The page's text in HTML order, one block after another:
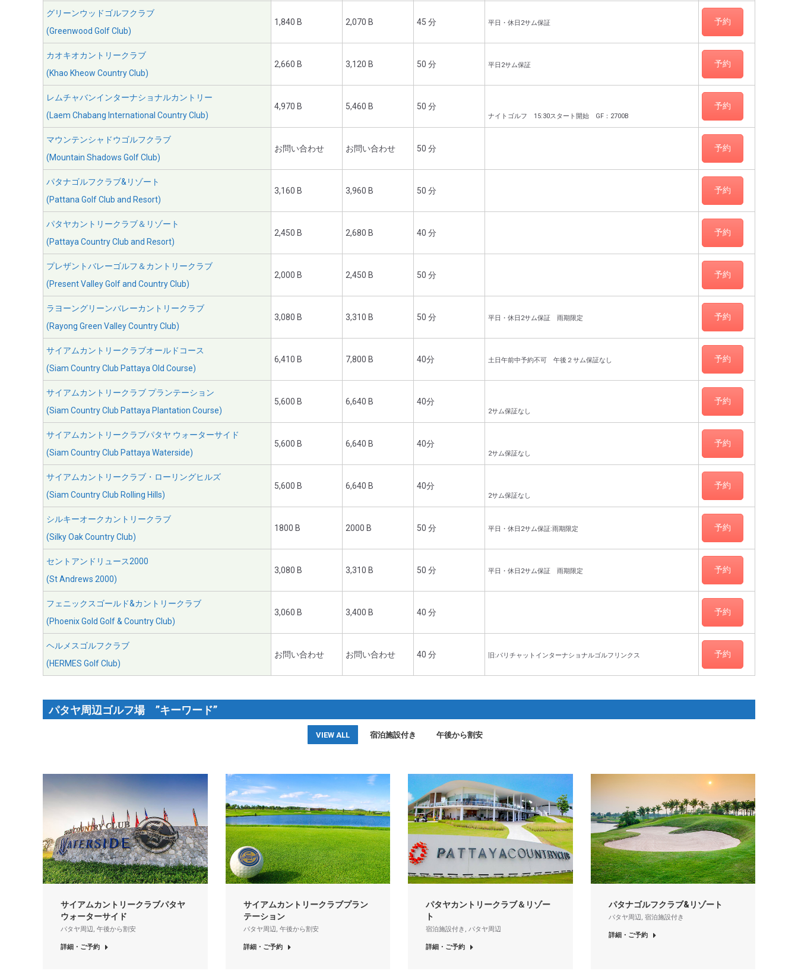
グリーンウッドゴルフクラブ
(Greenwood Golf Club)
1,840 B 2,070 B 45 分 平日・休日2サム保証 予約
カオキオカントリークラブ
(Khao Kheow Country Club)
2,660 B 3,120 B 50 分 平日2サム保証 予約
レムチャバンインターナショナルカントリー
(Laem Chabang International Country Club)
4,970 B 5,460 B 50 分
ナイトゴルフ 15:30スタート開始 GF：2700B
予約
マウンテンシャドウゴルフクラブ
(Mountain Shadows Golf Club)
お問い合わせ お問い合わせ 50 分 予約
パタナゴルフクラブ&リゾート
(Pattana Golf Club and Resort)
3,160 B 3,960 B 50 分 予約
パタヤカントリークラブ＆リゾート
(Pattaya Country Club and Resort)
2,450 B 2,680 B 40 分 予約
プレザントバレーゴルフ＆カントリークラブ
(Present Valley Golf and Country Club)
2,000 B 2,450 B 50 分 予約
ラヨーングリーンバレーカントリークラブ
(Rayong Green Valley Country Club)
3,080 B 3,310 B 50 分 平日・休日2サム保証 雨期限定 予約
サイアムカントリークラブオールドコース
(Siam Country Club Pattaya Old Course)
6,410 B 7,800 B 40分 土日午前中予約不可 午後２サム保証なし 予約
サイアムカントリークラブ プランテーション
(Siam Country Club Pattaya Plantation Course)
5,600 B 6,640 B 40分
2サム保証なし
予約
サイアムカントリークラブパタヤ ウォーターサイド
(Siam Country Club Pattaya Waterside)
5,600 B 6,640 B 40分
2サム保証なし
予約
サイアムカントリークラブ・ローリングヒルズ
(Siam Country Club Rolling Hills)
5,600 B 6,640 B 40分
2サム保証なし
予約
シルキーオークカントリークラブ
(Silky Oak Country Club)
1800 B 2000 B 50 分 平日・休日2サム保証:雨期限定 予約
セントアンドリュース2000
(St Andrews 2000)
3,080 B 3,310 B 50 分 平日・休日2サム保証 雨期限定 予約
フェニックスゴールド&カントリークラブ
(Phoenix Gold Golf & Country Club)
3,060 B 3,400 B 40 分 予約
ヘルメスゴルフクラブ
(HERMES Golf Club)
お問い合わせ お問い合わせ 40 分 旧:パリチャットインターナショナルゴルフリンクス 予約
パタヤ周辺ゴルフ場 ”キーワード”
VIEW ALL 宿泊施設付き 午後から割安
サイアムカントリークラブパタヤ
ウォーターサイド
パタヤ周辺, 午後から割安
詳細・ご予約
サイアムカントリークラブプラン
テーション
パタヤ周辺, 午後から割安
詳細・ご予約
パタヤカントリークラブ＆リゾー
ト
宿泊施設付き , パタヤ周辺
詳細・ご予約
パタナゴルフクラブ&リゾート
パタヤ周辺, 宿泊施設付き
詳細・ご予約